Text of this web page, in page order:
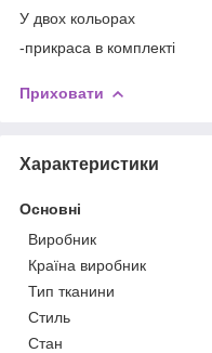
У двох кольорах
-прикраса в комплекті
Приховати
Характеристики
Основні
Виробник
Країна виробник
Тип тканини
Стиль
Стан